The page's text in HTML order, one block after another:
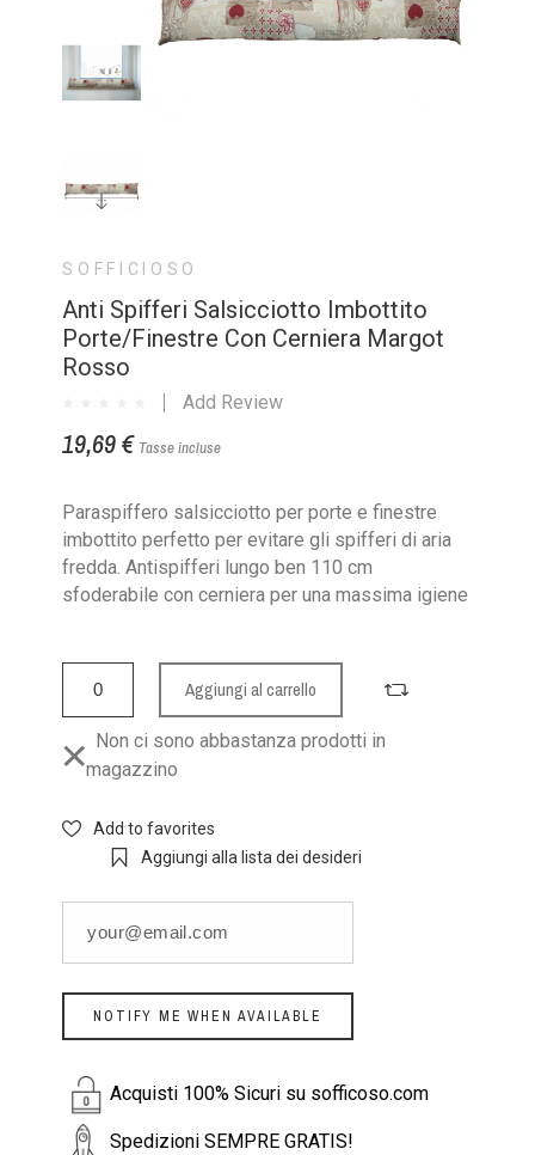
SOFFICIOSO
Anti Spifferi Salsicciotto Imbottito
Porte/Finestre Con Cerniera Margot
Rosso
Add Review
19,69 € Tasse incluse
Paraspiffero salsicciotto per porte e finestre
imbottito perfetto per evitare gli spifferi di aria
fredda. Antispifferi lungo ben 110 cm
sfoderabile con cerniera per una massima igiene
Aggiungi al carrello
Non ci sono abbastanza prodotti in
magazzino
Add to favorites
Aggiungi alla lista dei desideri
NOTIFY ME WHEN AVAILABLE
Acquisti 100% Sicuri su sofficoso.com
Spedizioni SEMPRE GRATIS!